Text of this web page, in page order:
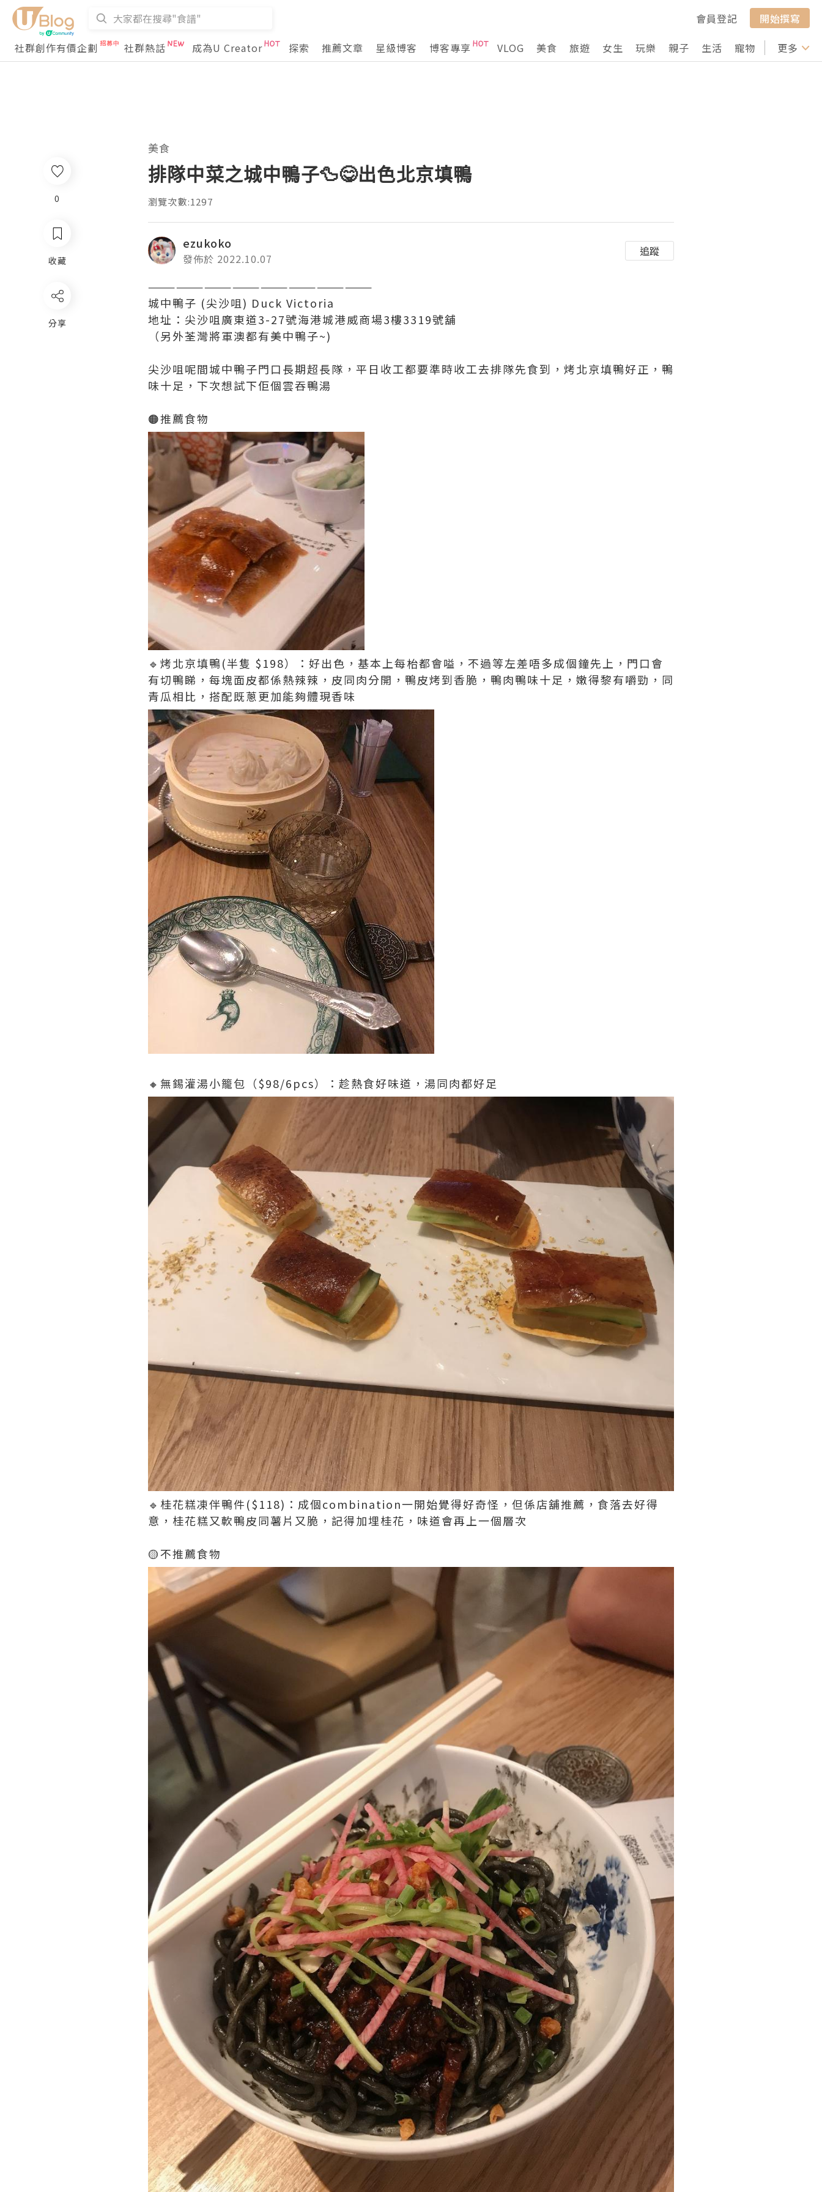
會員登記
開始撰寫
社群創作有價企劃
社群熱話 成為U Creator 探索 推薦文章 星級博客 博客專享 VLOG 美食 旅遊 女生 玩樂 親子 生活 寵物 行山 打卡
更多
0
收藏
分享
美食
排隊中菜之城中鴨子🦆😋出色北京填鴨
瀏覽次數:1297
ezukoko
發佈於 2022.10.07
追蹤
————————————————————————
城中鴨子 (尖沙咀) Duck Victoria
地址：尖沙咀廣東道3-27號海港城港威商場3樓3319號舖
（另外荃灣將軍澳都有美中鴨子~)
尖沙咀呢間城中鴨子門口長期超長隊，平日收工都要準時收工去排隊先食到，烤北京填鴨好正，鴨
味十足，下次想試下佢個雲吞鴨湯
🟠推薦食物
🔹烤北京填鴨(半隻 $198）：好出色，基本上每枱都會嗌，不過等左差唔多成個鐘先上，門口會
有切鴨睇，每塊面皮都係熱辣辣，皮同肉分開，鴨皮烤到香脆，鴨肉鴨味十足，嫩得黎有嚼勁，同
青瓜相比，搭配既蔥更加能夠體現香味
🔸無錫灌湯小籠包（$98/6pcs）：趁熱食好味道，湯同肉都好足
🔹桂花糕凍伴鴨件($118)：成個combination一開始覺得好奇怪，但係店舖推薦，食落去好得
意，桂花糕又軟鴨皮同薯片又脆，記得加埋桂花，味道會再上一個層次
🟡不推薦食物